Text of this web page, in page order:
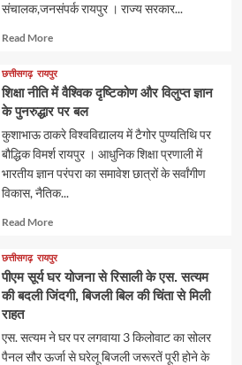
संचालक,जनसंपर्क रायपुर । राज्य सरकार...
Read MoreRead
about
छत्तीसगढ़ रायपुर
शिक्षा नीति में वैश्विक दृष्टिकोण और विलुप्त ज्ञान
के पुनरुद्धार पर बल
कुशाभाऊ ठाकरे विश्वविद्यालय में टैगोर पुण्यतिथि पर
बौद्धिक विमर्श रायपुर । आधुनिक शिक्षा प्रणाली में
भारतीय ज्ञान परंपरा का समावेश छात्रों के सर्वांगीण
विकास, नैतिक...
Read MoreRead
about
छत्तीसगढ़ रायपुर
पीएम सूर्य घर योजना से रिसाली के एस. सत्यम
की बदली जिंदगी, बिजली बिल की चिंता से मिली
राहत
एस. सत्यम ने घर पर लगवाया 3 किलोवाट का सोलर
पैनल सौर ऊर्जा से घरेलू बिजली जरूरतें पूरी होने के